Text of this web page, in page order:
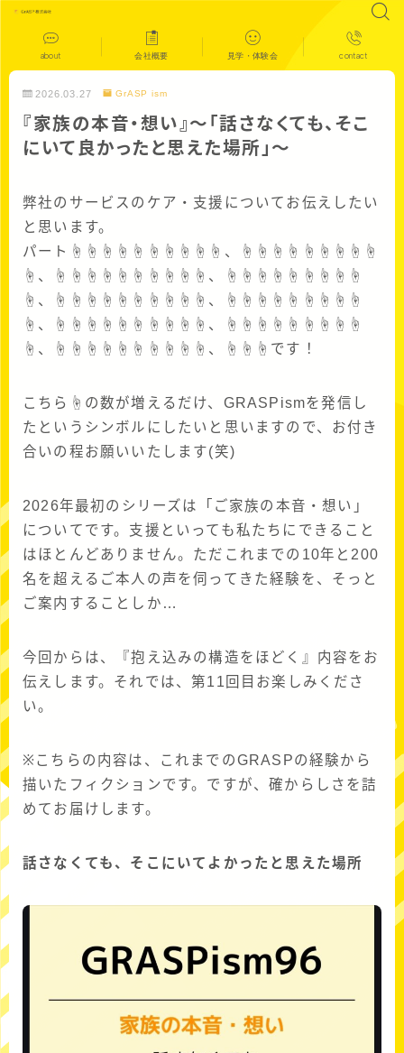
about 会社概要 見学・体験会 contact
2026.03.27 GrASP ism
『家族の本音・想い』〜「話さなくても、そこ
にいて良かったと思えた場所」～
弊社のサービスのケア・支援についてお伝えしたい
と思います。
パート☝☝☝☝☝☝☝☝☝☝、☝☝☝☝☝☝☝☝☝
☝、☝☝☝☝☝☝☝☝☝☝、☝☝☝☝☝☝☝☝☝
☝、☝☝☝☝☝☝☝☝☝☝、☝☝☝☝☝☝☝☝☝
☝、☝☝☝☝☝☝☝☝☝☝、☝☝☝☝☝☝☝☝☝
☝、☝☝☝☝☝☝☝☝☝☝、☝☝☝です！
こちら☝の数が増えるだけ、GRASPismを発信し
たというシンボルにしたいと思いますので、お付き
合いの程お願いいたします(笑)
2026年最初のシリーズは「ご家族の本音・想い」
についてです。支援といっても私たちにできること
はほとんどありません。ただこれまでの10年と200
名を超えるご本人の声を伺ってきた経験を、そっと
ご案内することしか…
今回からは、『抱え込みの構造をほどく』内容をお
伝えします。それでは、第11回目お楽しみくださ
い。
※こちらの内容は、これまでのGRASPの経験から
描いたフィクションです。ですが、確からしさを詰
めてお届けします。
話さなくても、そこにいてよかったと思えた場所